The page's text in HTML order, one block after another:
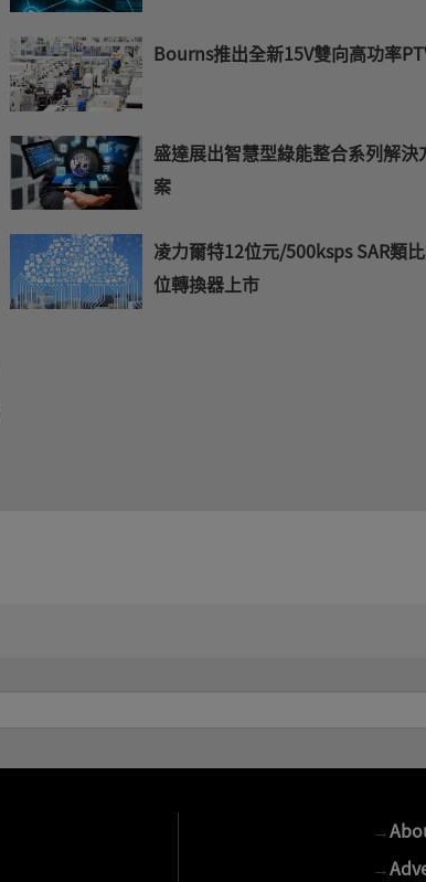
Bourns推出全新15V雙向高功率
盛達展出智慧型綠能整合系列解決
案
凌力爾特12位元/500ksps SAR類
位轉換器上市
→
→